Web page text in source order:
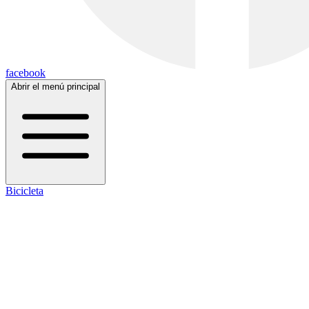
facebook
Abrir el menú principal
Bicicleta